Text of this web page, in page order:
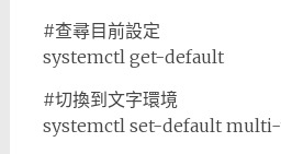
#查尋目前設定
systemctl get-default
#切換到文字環境
systemctl set-default multi-